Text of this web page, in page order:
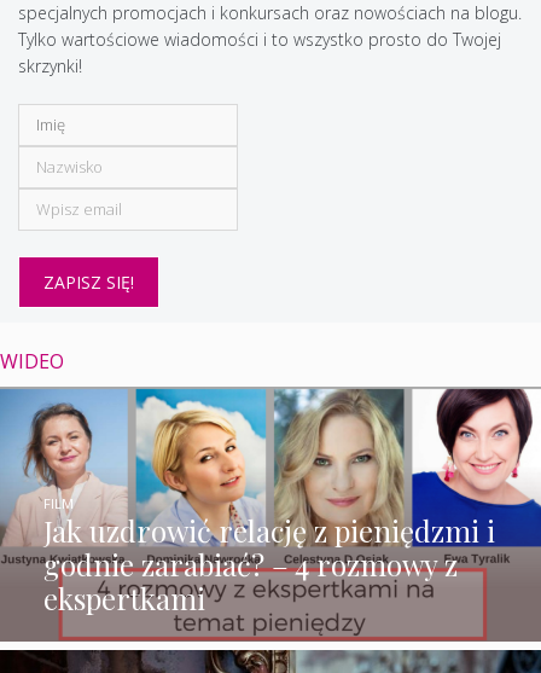
specjalnych promocjach i konkursach oraz nowościach na blogu.
Tylko wartościowe wiadomości i to wszystko prosto do Twojej
skrzynki!
WIDEO
Jak uzdrowić relację z pieniędzmi i
godnie zarabiać? – 4 rozmowy z
ekspertkami
FILM